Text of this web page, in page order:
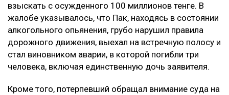
взыскать с осужденного 100 миллионов тенге. В
жалобе указывалось, что Пак, находясь в состоянии
алкогольного опьянения, грубо нарушил правила
дорожного движения, выехал на встречную полосу и
стал виновником аварии, в которой погибли три
человека, включая единственную дочь заявителя.
Кроме того, потерпевший обращал внимание суда на